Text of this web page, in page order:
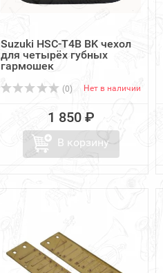
Suzuki HSC-T4B BK чехол
для четырёх губных
гармошек
(0) Нет в наличии
1 850 ₽
В корзину